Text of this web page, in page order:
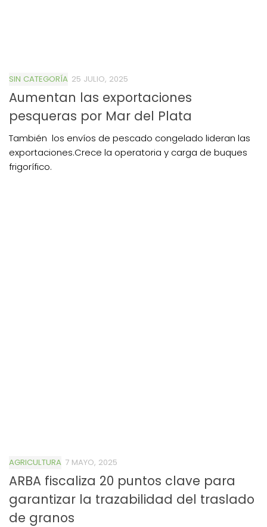
SIN CATEGORÍA 25 JULIO, 2025
Aumentan las exportaciones
pesqueras por Mar del Plata
También los envíos de pescado congelado lideran las
exportaciones.Crece la operatoria y carga de buques
frigorífico.
AGRICULTURA 7 MAYO, 2025
ARBA fiscaliza 20 puntos clave para
garantizar la trazabilidad del traslado
de granos